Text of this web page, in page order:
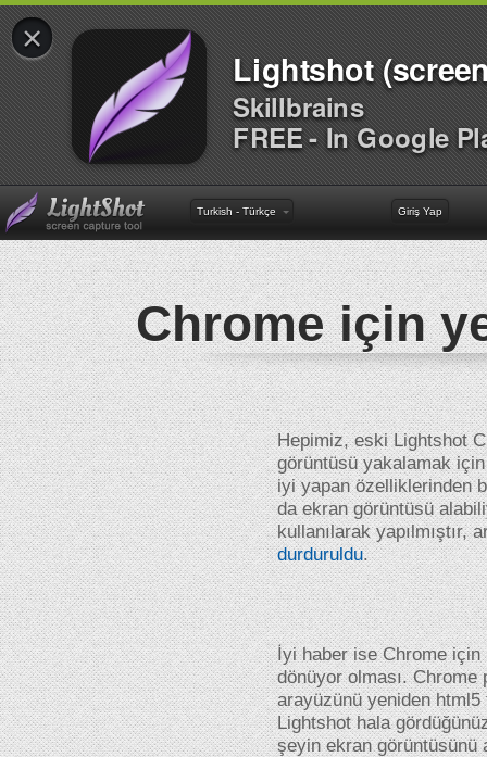
×
Lightshot
Skillbrains
FREE - In Google
Turkish - Türkçe Giriş Yap
Chrome için
Hepimiz, eski Lightshot
görüntüsü yakalamak
iyi yapan özelliklerinden
da ekran görüntüsü
kullanılarak yapılmıştır,
durduruldu.
İyi haber ise Chrome
dönüyor olması. Chrome
arayüzünü yeniden
Lightshot hala
şeyin ekran görüntüsünü